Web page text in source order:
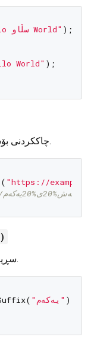
"Hello سڵاو World"
World"
چاککردنی.
سڕینەوەی پاشگری ڕێزبەندی لە دەقی کوردی.
"یەکەم"